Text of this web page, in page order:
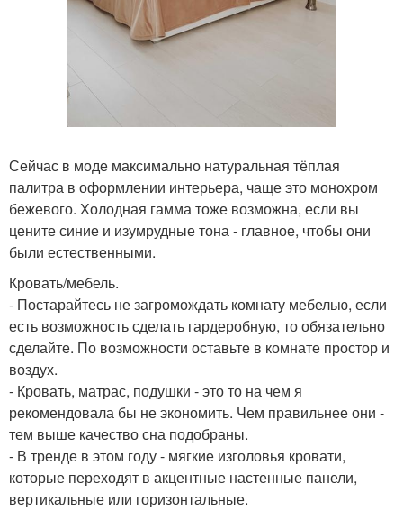
Сейчас в моде максимально натуральная тёплая
палитра в оформлении интерьера, чаще это монохром
бежевого. Холодная гамма тоже возможна, если вы
цените синие и изумрудные тона - главное, чтобы они
были естественными.
Кровать/мебель.
- Постарайтесь не загромождать комнату мебелью, если
есть возможность сделать гардеробную, то обязательно
сделайте. По возможности оставьте в комнате простор и
воздух.
- Кровать, матрас, подушки - это то на чем я
рекомендовала бы не экономить. Чем правильнее они -
тем выше качество сна подобраны.
- В тренде в этом году - мягкие изголовья кровати,
которые переходят в акцентные настенные панели,
вертикальные или горизонтальные.